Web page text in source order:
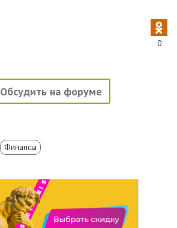
0
Обсудить на форуме
Финансы